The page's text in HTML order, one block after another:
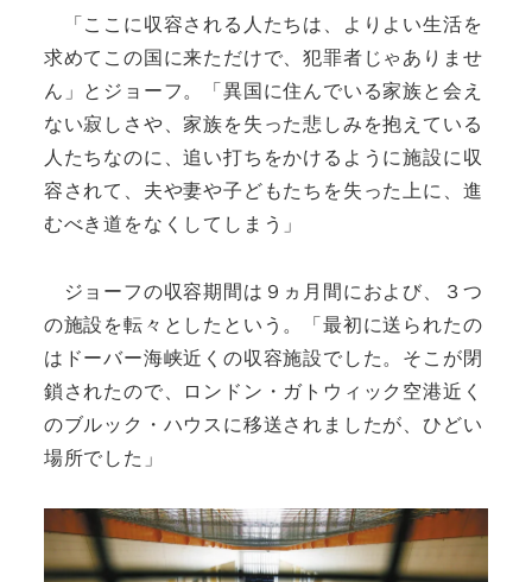
「ここに収容される人たちは、よりよい生活を
求めてこの国に来ただけで、犯罪者じゃありませ
ん」とジョーフ。「異国に住んでいる家族と会え
ない寂しさや、家族を失った悲しみを抱えている
人たちなのに、追い打ちをかけるように施設に収
容されて、夫や妻や子どもたちを失った上に、進
むべき道をなくしてしまう」
ジョーフの収容期間は９ヵ月間におよび、３つ
の施設を転々としたという。「最初に送られたの
はドーバー海峡近くの収容施設でした。そこが閉
鎖されたので、ロンドン・ガトウィック空港近く
のブルック・ハウスに移送されましたが、ひどい
場所でした」